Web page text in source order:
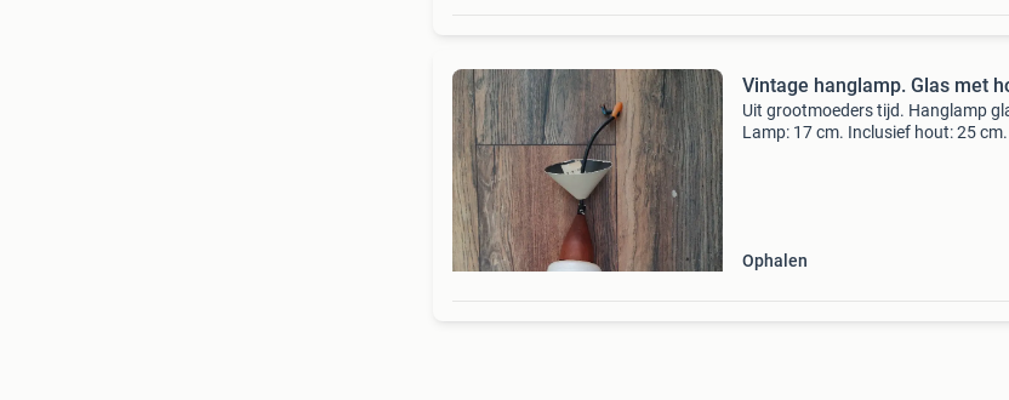
Vintage hanglamp. Glas met
Uit grootmoeders tijd. Hanglamp
Lamp: 17 cm. Inclusief hout: 25 cm.
Ophalen